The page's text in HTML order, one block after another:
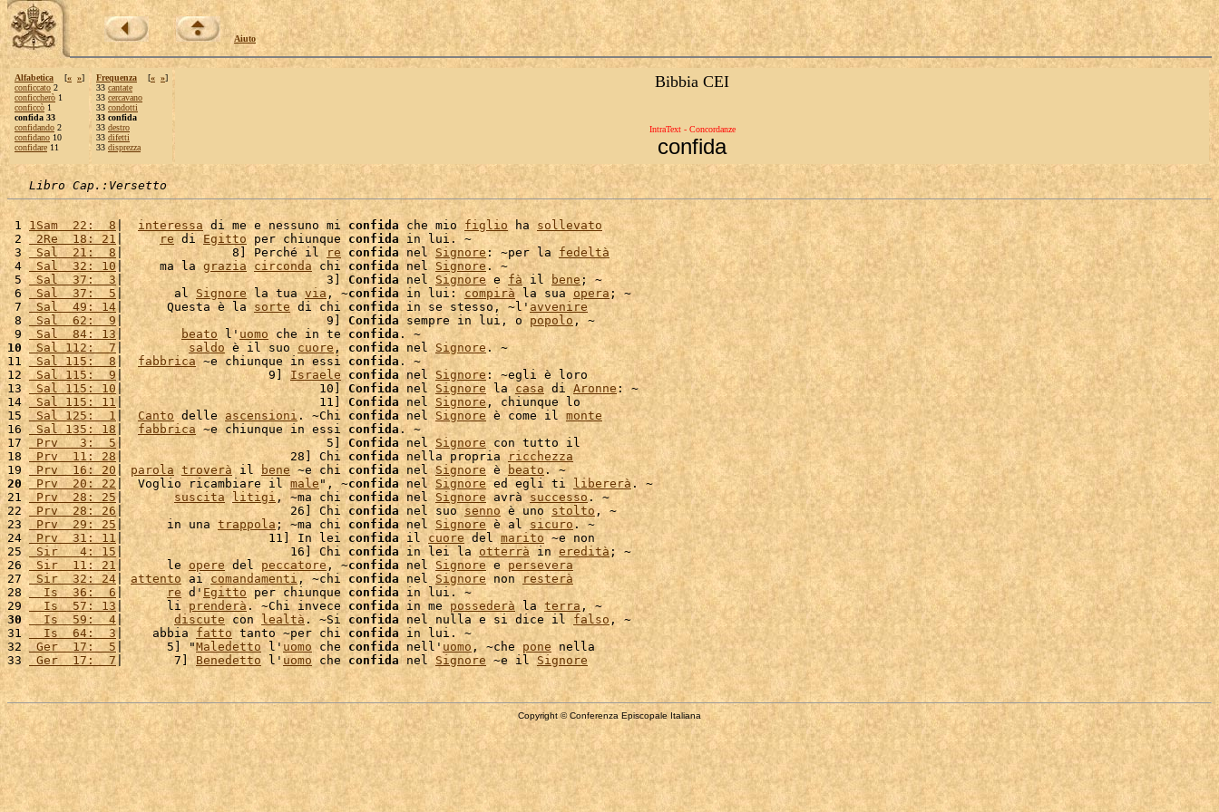
Aiuto
Alfabetica [« »]
conficcato 2
conficcherò 1
conficcò 1
confida 33
confidando 2
confidano 10
confidare 11
Frequenza [« »]
33 cantate
33 cercavano
33 condotti
33 confida
33 destro
33 difetti
33 disprezza
Bibbia CEI
IntraText - Concordanze
confida
Libro Cap.:Versetto
1 1Sam  22:  8 | interessa di me e nessuno mi confida che mio figlio ha sollevato
2 2Re  18: 21 | re di Egitto per chiunque confida in lui. ~
3 Sal  21:  8 |               8] Perché il re confida nel Signore : ~per la fedeltà
4
Sal  32: 10|     ma la grazia circonda chi confida nel Signore . ~
5 Sal  37:  3 |                            3] Confida nel Signore e fà il bene; ~
6 Sal  37:  5 |       al Signore la tua via , ~confida in lui: compirà la sua opera ; ~
7
Sal  49: 14|      Questa è la sorte di chi confida in se stesso, ~l'avvenire
8 Sal  62:  9 |                            9] Confida sempre in lui, o popolo , ~
9 Sal  84: 13| beato l' uomo che in te confida
10
Sal 112:  7 | saldo è il suo cuore , confida nel Signore . ~
11 Sal 115:  8 | fabbrica ~e chiunque in essi confida . ~
12
Sal 115:  9 |                    9] Israele confida nel Signore : ~egli è loro
13
Sal 115: 10|                           10] Confida nel Signore la casa di Aronne: ~
14 Sal 115: 11 |                           11] Confida nel Signore, chiunque lo
15 Sal 125:  1 | Canto delle ascensioni . ~Chi confida nel Signore è come il monte
16
Sal 135: 18 | fabbrica ~e chiunque in essi confida. ~
17 Prv   3:  5|                            5] Confida nel Signore con tutto il
18
Prv  11: 28 |                       28] Chi confida nella propria ricchezza
19 Prv  16: 20 parola troverà il bene ~e chi confida nel Signore è beato
20 Prv  20: 22 |  Voglio ricambiare il male ", ~confida nel Signore ed egli ti libererà . ~
21
Prv  28: 25| suscita litigi , ~ma chi confida nel Signore avrà successo. ~
22 Prv  28: 26 |                       26] Chi confida nel suo senno è uno stolto , ~
23
Prv  29: 25 |      in una trappola; ~ma chi confida nel Signore è al sicuro . ~
24
Prv  31: 11|                    11] In lei confida il cuore del marito ~e non
25 Sir   4: 15 |                       16] Chi confida in lei la otterrà in eredità ; ~
26 Sir  11: 21 |      le opere del peccatore, ~confida nel Signore e persevera
27 Sir  32: 24 | attento ai comandamenti , ~chi confida nel Signore non resterà
28
  Is  36:  6
| re d' Egitto per chiunque confida in lui. ~
29
  Is  57: 13
|      li prenderà. ~Chi invece confida in me possederà la terra
30
  Is  59:  4
| discute con lealtà . ~Si confida nel nulla e si dice il falso , ~
31
  Is  64:  3
|    abbia fatto tanto ~per chi confida in lui. ~
32 Ger  17:  5 |      5] "Maledetto l' uomo che confida nell' uomo , ~che pone nella
33 Ger  17:  7 |       7] Benedetto l'uomo che confida nel Signore ~e il Signore
Copyright © Conferenza Episcopale Italiana